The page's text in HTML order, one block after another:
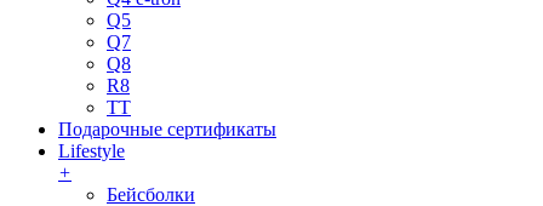
Q5
Q7
Q8
R8
TT
Подарочные сертификаты
Lifestyle
+
Бейсболки